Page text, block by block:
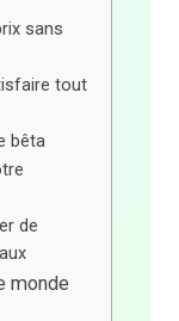
sans
tout
bêta
de
monde